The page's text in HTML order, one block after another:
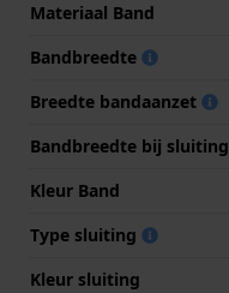
Materiaal Band
Bandbreedte
Breedte bandaanzet
Bandbreedte bij sluiting
Kleur Band
Type sluiting
Kleur sluiting